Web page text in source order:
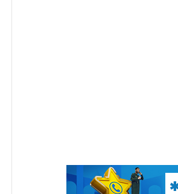
تعيين مكلف برئاسة الجمهورية